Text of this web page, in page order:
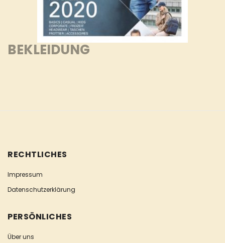
BEKLEIDUNG
RECHTLICHES
Impressum
Datenschutzerklärung
PERSÖNLICHES
Über uns